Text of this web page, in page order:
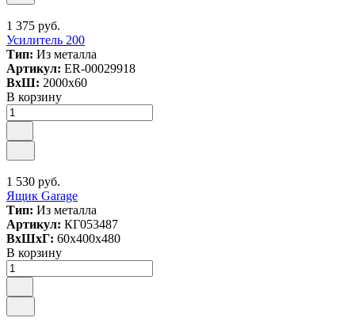
1 375 руб.
Усилитель 200
Тип: Из металла
Артикул: ER-00029918
ВxШ: 2000x60
В корзину
1 530 руб.
Ящик Garage
Тип: Из металла
Артикул: КГ053487
ВxШxГ: 60x400x480
В корзину